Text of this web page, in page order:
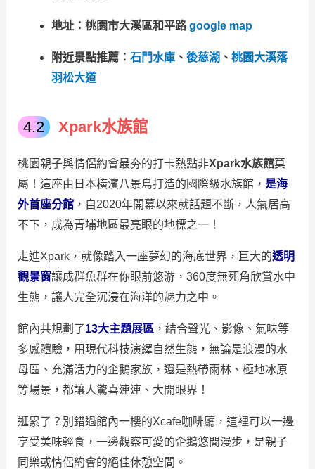
地址：桃園市大溪區和平路google map
附近景點推薦： 石門水庫、 後慈湖 、 桃園大溪落
羽松大道
Xpark水族館
桃園親子與情侶約會最夯的打卡熱點非Xpark水族館莫
屬！這座由日本橫濱八景島打造的國際級水族館， 是海
外首座分館，自2020年開幕以來就話題不斷，人氣居高
不下，成為青埔地區最亮眼的地標之一！
走進Xpark，就像踏入一座夢幻的海底世界，巨大的透明
觀景窗讓成群魚群在你眼前悠游，360度無死角欣賞水中
生態，讓人完全沉浸在海洋的魅力之中。
館內共規劃了13大主題展區 ，結合聲光、影像、氣味等
多感體驗，用現代科技演繹自然生態，無論是浪漫的水
母區、充滿活力的企鵝家族，還是熱帶雨林、極地冰原
等場景，都讓人驚喜連連、大開眼界！
逛累了？別錯過館內一樓的Xcafe咖啡廳，這裡可以一邊
享受美味輕食，一邊觀察可愛的企鵝悠閒漫步，是親子
同樂或情侶約會的絕佳休憩空間。